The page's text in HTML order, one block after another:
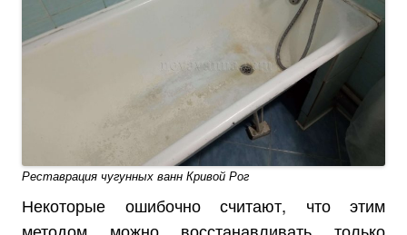
Реставрация чугунных ванн Кривой Рог
Некоторые ошибочно считают, что этим